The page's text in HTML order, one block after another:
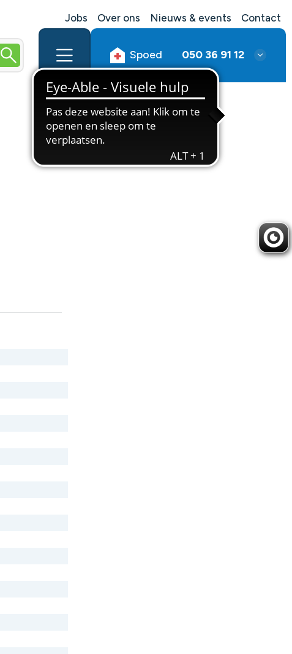
Jobs Over ons Nieuws & events Contact
Spoed 050 36 91 12